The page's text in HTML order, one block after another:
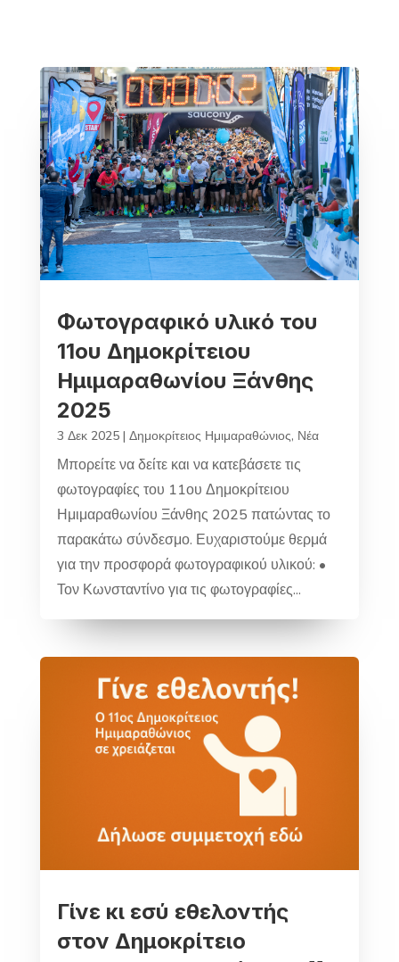
Φωτογραφικό υλικό του
11ου Δημοκρίτειου
Ημιμαραθωνίου Ξάνθης
2025
3 Δεκ 2025| Δημοκρίτειος Ημιμαραθώνιος, Νέα
Μπορείτε να δείτε και να κατεβάσετε τις
φωτογραφίες του 11ου Δημοκρίτειου
Ημιμαραθωνίου Ξάνθης 2025 πατώντας το
παρακάτω σύνδεσμο. Ευχαριστούμε θερμά
για την προσφορά φωτογραφικού υλικού: •
Τον Κωνσταντίνο για τις φωτογραφίες...
Γίνε κι εσύ εθελοντής
στον Δημοκρίτειο